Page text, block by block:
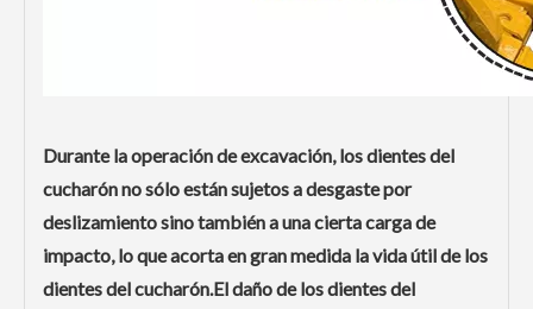
Durante la operación de excavación, los dientes del
cucharón no sólo están sujetos a desgaste por
deslizamiento sino también a una cierta carga de
impacto, lo que acorta en gran medida la vida útil de los
dientes del cucharón.El daño de los dientes del